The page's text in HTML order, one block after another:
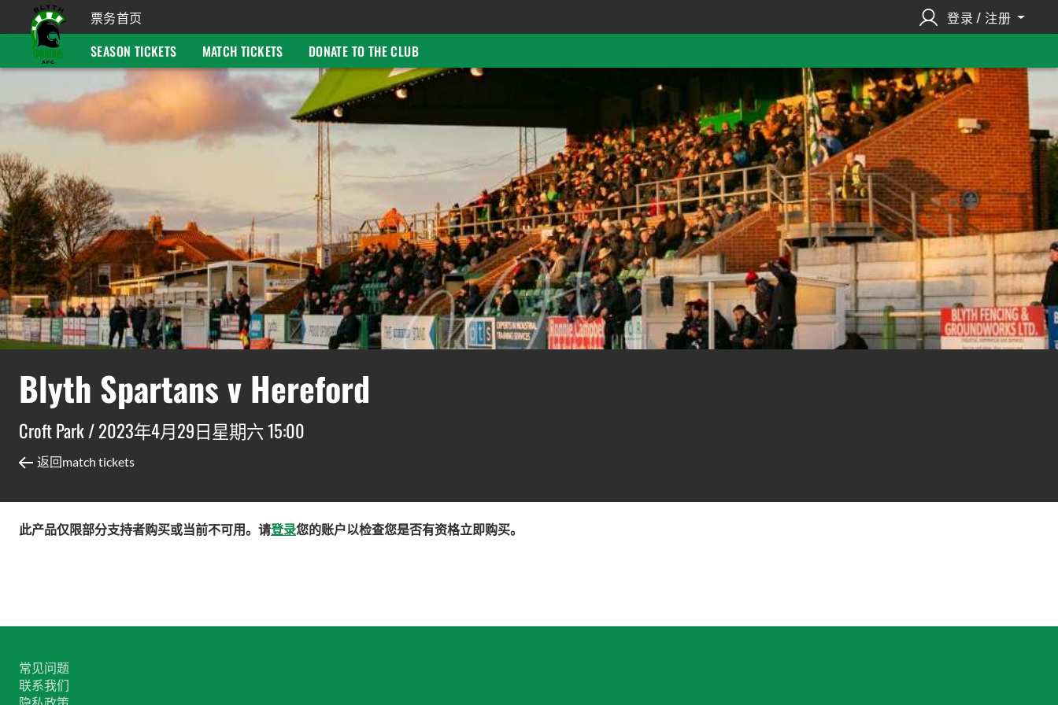
票务首页
登录 / 注册
SEASON TICKETS
MATCH TICKETS DONATE TO THE CLUB
Blyth Spartans v Hereford
Croft Park /2023年4月29日星期六 15:00
返回match tickets
此产品仅限部分支持者购买或当前不可用。请登录您的账户以检查您是否有资格立即购买。
常见问题
联系我们